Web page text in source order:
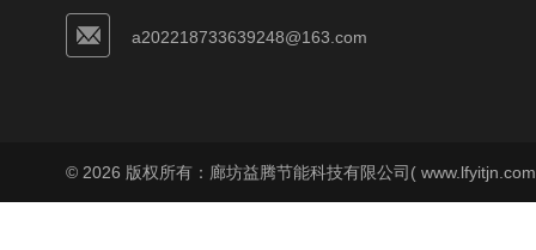
a202218733639248@163.com
© 2026 版权所有：廊坊益腾节能科技有限公司(